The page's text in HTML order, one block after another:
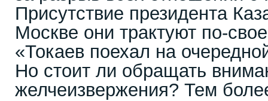
Присутствие президента
Москве они трактуют по-
«Токаев поехал на
Но стоит ли обращать
желчеизвержения? Тем